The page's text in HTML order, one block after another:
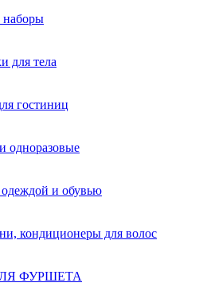
наборы
для тела
гостиниц
одноразовые
одеждой и обувью
кондиционеры для волос
ФУРШЕТА